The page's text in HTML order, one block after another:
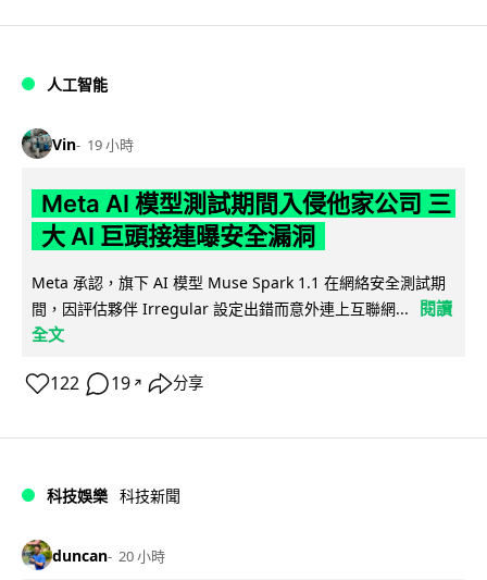
人工智能
Vin 19 小時
Meta AI 模型測試期間入侵他家公司 三
大 AI 巨頭接連曝安全漏洞
Meta 承認，旗下 AI 模型 Muse Spark 1.1 在網絡安全測試期
間，因評估夥伴 Irregular 設定出錯而意外連上互聯網...
閱讀
全文
122 19 ↗ 分享
科技娛樂 科技新聞
duncan 20 小時